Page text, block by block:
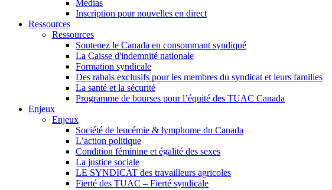
Médias
Inscription pour nouvelles en direct
Ressources
Ressources
Soutenez le Canada en consommant syndiqué
La Caisse d'indemnité nationale
Formation syndicale
Des rabais exclusifs pour les membres du syndicat et leurs families
La santé et la sécurité
Programme de bourses pour l’équité des TUAC Canada
Enjeux
Enjeux
Société de leucémie & lymphome du Canada
L’action politique
Condition féminine et égalité des sexes
La justice sociale
LE SYNDICAT des travailleurs agricoles
Fierté des TUAC – Fierté syndicale